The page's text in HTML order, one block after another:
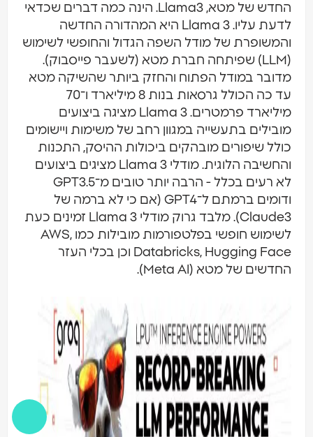
החדש של מטא, Llama3. הינה כמה דברים שכדאי
לדעת עליו. Llama 3 היא המהדורה החדשה
והמשופרת של מודל השפה הגדול והחופשי לשימוש
(LLM) שפיתחה חברת מטא (לשעבר פייסבוק).
מדובר במודל הפתוח והחזק ביותר שהשיקה מטא
עד כה הכולל גרסאות בנות 8 מיליארד ו־70
מיליארד פרמטרים. Llama 3 מציגה ביצועים
מובילים בתעשייה במגוון רחב של משימות ויישומים
כולל שיפורים מובהקים ביכולות ההיסק, התכנות
והחשיבה הלוגית. מודלי Llama 3 מציגים ביצועים
לא רעים בכלל - הרבה יותר טובים מ־GPT3.5
ודומים ברמתם ל־GPT4 (אם כי לא ברמה של
Claude3). מלבד גרוק מודלי Llama 3 זמינים כעת
לשימוש חופשי בפלטפורמות מובילות כמו AWS,
Databricks, Hugging Face וכן בכלי העזר
החדשים של מטא (Meta AI).